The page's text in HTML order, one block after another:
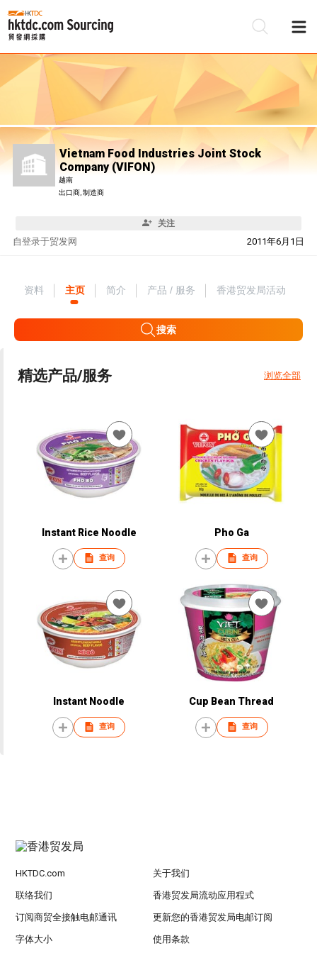
Vietnam Food Industries Joint Stock
Company (VIFON)
越南
出口商, 制造商
关注
自 2011年6月1日
登录于贸发网
资料 主页 简介 产品 / 服务 香港贸发局活动
搜索
精选产品/服务 浏览全部
Instant Rice Noodle
查询
Pho Ga
查询
Instant Noodle
查询
Cup Bean Thread
查询
HKTDC.com 关于我们
联络我们 香港贸发局流动应用程式
订阅商贸全接触电邮通讯 更新您的香港贸发局电邮订阅
字体大小 使用条款